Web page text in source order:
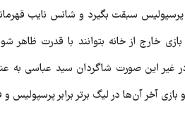
از پرسپولیس سبقت بگیرد و شانس نایب
خارج از خانه بتوانند با قدرت ظاهر
غیر این صورت شاگردان سید عباسی به
آخر آن‌ها در لیگ برتر برابر پرسپولیس و